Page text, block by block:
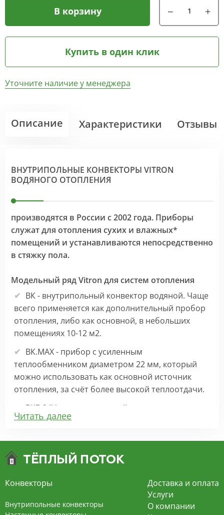
В корзину
Купить в один клик
Уточните наличие у менеджера
Описание Характеристики Отзывы
ВНУТРИПОЛЬНЫЕ КОНВЕКТОРЫ VITRON
ВОДЯНОГО ОТОПЛЕНИЯ
производятся в России с 2002 года. Приборы
служат для отопления сухих и влажных*
помещений и устанавливаются непосредственно
в стяжку пола.
Модельный ряд Vitron для систем отопления
ВК - внутрипольный конвектор водяной. Чаще
всего применяется как дополнительный пробор
отопления, либо как основной, в небольших
помещениях 10-12 м2.
ВК.МАХ - прибор с усиленным
теплообменником диаметром 22 мм, который
можно использовать как основной источник
отопления, за счёт более высокой теплоотдачи.
ВКВ 24V – внутрипольный конвектор
отопления с вентилятором на 24В подходит для
экономит электроэнергию и бесшумно работает.
конвекцией на 220В. За счет тангенциального
вентилятора создает принудительную
Читать далее
Конвекторы
Внутрипольные конвекторы
Доставка и оплата
Услуги
О компании